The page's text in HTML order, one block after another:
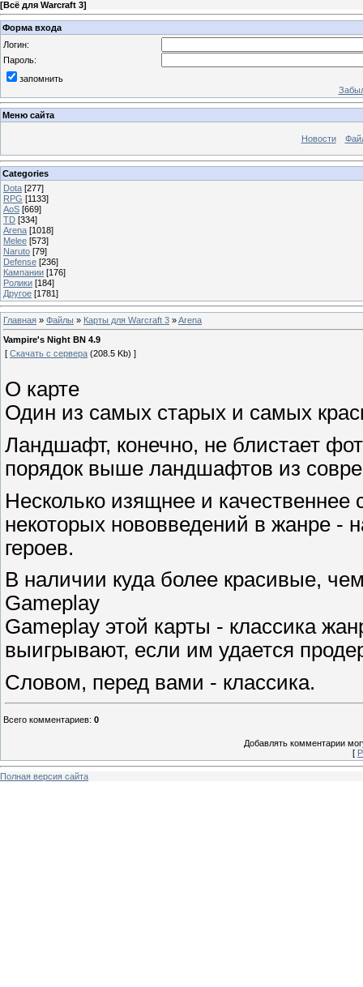
[Всё для Warcraft 3]
Форма входа
Логин:
Пароль:
запомнить
Меню сайта
Новости
Categories
Dota [277]
RPG [1133]
AoS [669]
TD [334]
Arena [1018]
Melee [573]
Naruto [79]
Defense [236]
Кампании [176]
Ролики [184]
Другое [1781]
Главная » Файлы » Карты для Warcraft 3 »Arena
Vampire's Night BN 4.9
[ Скачать с сервера (208.5 Kb) ]
О карте
Один из самых старых и самых
Ландшафт, конечно, не блистает
порядок выше ландшафтов из
Несколько изящнее и
некоторых нововведений в жанре -
героев.
В наличии куда более красивые,
Gameplay
Gameplay этой карты - классика
выигрывают, если им удается
Словом, перед вами - классика.
Всего комментариев: 0
Добавлять комментарии
[
Полная версия сайта